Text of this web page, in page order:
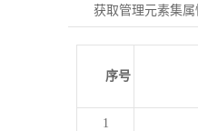
获取管理元素集
序号
1